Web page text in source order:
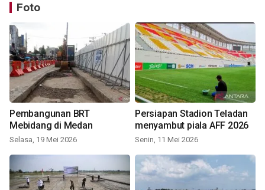
Foto
Pembangunan BRT
Mebidang di Medan
Selasa, 19 Mei 2026
Persiapan Stadion Teladan
menyambut piala AFF 2026
Senin, 11 Mei 2026